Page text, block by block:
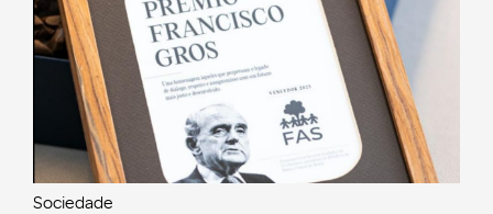
Sociedade